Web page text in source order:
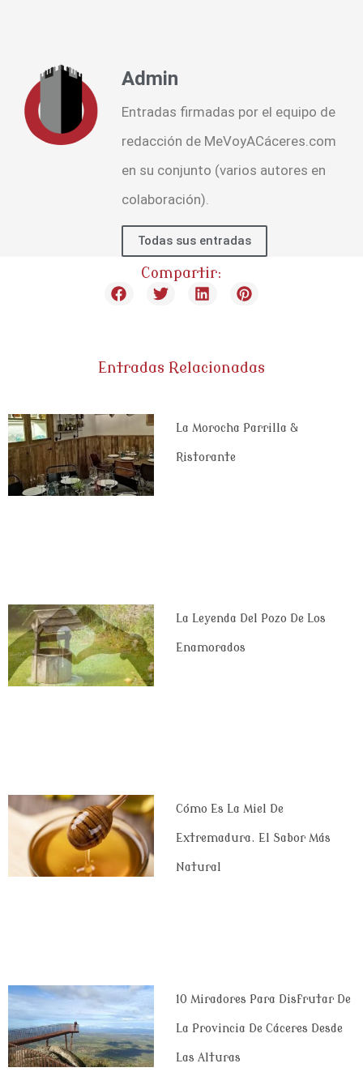
Admin
Entradas firmadas por el equipo de
redacción de MeVoyACáceres.com
en su conjunto (varios autores en
colaboración).
Todas sus entradas
Compartir:
Entradas Relacionadas
La Morocha Parrilla &
Ristorante
La Leyenda Del Pozo De Los
Enamorados
Cómo Es La Miel De
Extremadura. El Sabor Más
Natural
10 Miradores Para Disfrutar De
La Provincia De Cáceres Desde
Las Alturas